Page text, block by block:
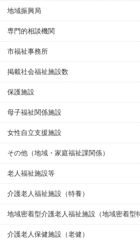
地域振興局
専門的相談機関
市福祉事務所
掲載社会福祉施設数
保護施設
母子福祉関係施設
女性自立支援施設
その他（地域・家庭福祉課関係）
老人福祉施設等
介護老人福祉施設（特養）
地域密着型介護老人福祉施設（地域密着型
介護老人保健施設（老健）